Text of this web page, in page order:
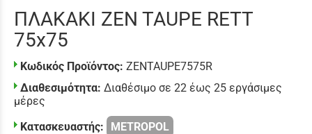
ΠΛΑΚΑΚΙ ZEN TAUPE RETT
75x75
Κωδικός Προϊόντος: ZENTAUPE7575R
Διαθεσιμότητα: Διαθέσιμο σε 22 έως 25 εργάσιμες
μέρες
Κατασκευαστής:
METROPOL